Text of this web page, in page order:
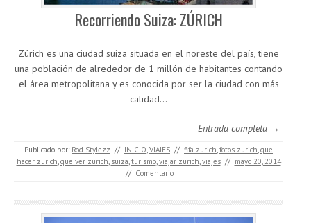
Recorriendo Suiza: ZÚRICH
Zúrich es una ciudad suiza situada en el noreste del país, tiene
una población de alrededor de 1 millón de habitantes contando
el área metropolitana y es conocida por ser la ciudad con más
calidad…
Entrada completa →
Publicado por: Rod Stylezz // INICIO,VIAJES // fifa zurich,fotos zurich,que
hacer zurich,que ver zurich, suiza,turismo,viajar zurich,viajes // mayo 20, 2014
// Comentario